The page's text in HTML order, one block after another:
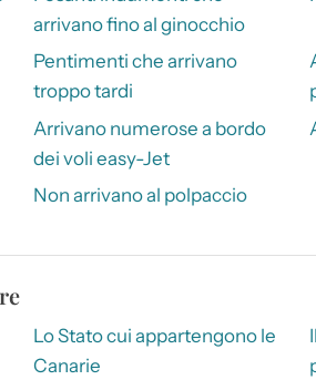
arrivano fino al ginocchio
Pentimenti che arrivano
troppo tardi
Arrivano numerose a bordo
dei voli easy-Jet
Non arrivano al polpaccio
Lo Stato cui appartengono le
Canarie